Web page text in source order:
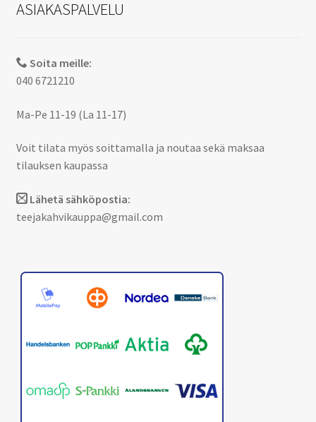
ASIAKASPALVELU
Soita meille:
040 6721210
Ma-Pe 11-19 (La 11-17)
Voit tilata myös soittamalla ja noutaa sekä maksaa
tilauksen kaupassa
Lähetä sähköpostia:
teejakahvikauppa@gmail.com